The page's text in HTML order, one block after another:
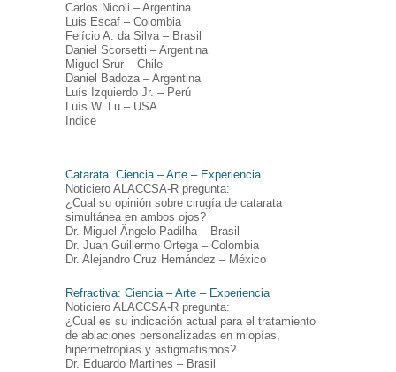
Carlos Nicoli – Argentina
Luis Escaf – Colombia
Felício A. da Silva – Brasil
Daniel Scorsetti – Argentina
Miguel Srur – Chile
Daniel Badoza – Argentina
Luís Izquierdo Jr. – Perú
Luís W. Lu – USA
Indice
Catarata: Ciencia – Arte – Experiencia
Noticiero ALACCSA-R pregunta:
¿Cual su opinión sobre cirugía de catarata
simultánea en ambos ojos?
Dr. Miguel Ângelo Padilha – Brasil
Dr. Juan Guillermo Ortega – Colombia
Dr. Alejandro Cruz Hernández – México
Refractiva: Ciencia – Arte – Experiencia
Noticiero ALACCSA-R pregunta:
¿Cual es su indicación actual para el tratamiento
de ablaciones personalizadas en miopías,
hipermetropías y astigmatismos?
Dr. Eduardo Martines – Brasil